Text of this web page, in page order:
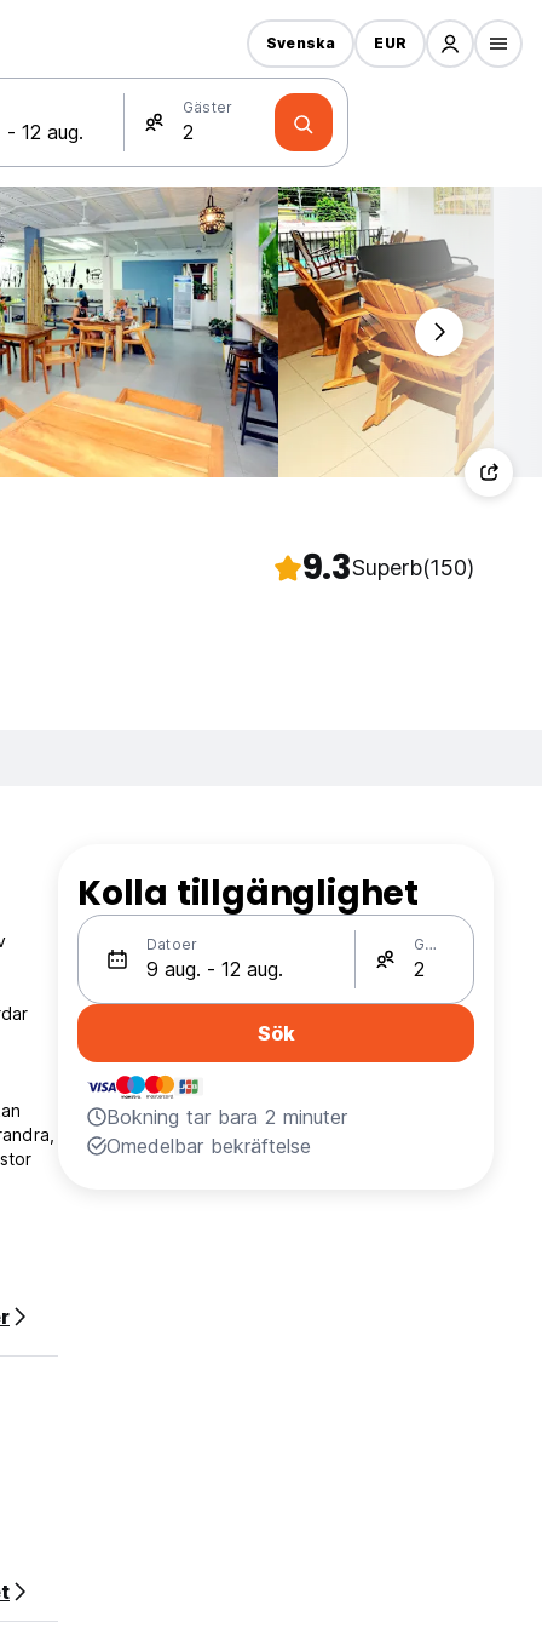
Gäster
Svenska EUR
9.3Superb(150)
Kolla tillgänglighet
Datoer Gäster
Sök
Bokning tar bara 2 minuter
Omedelbar bekräftelse